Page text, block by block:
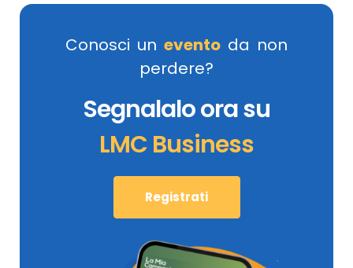
Conosci un evento da non
perdere?
Segnalalo ora su
LMC Business
Registrati